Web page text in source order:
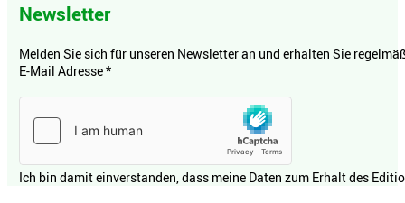
Newsletter
Melden Sie sich für unseren Newsletter an und erhalten Sie
E-Mail Adresse*
Ich bin damit einverstanden, dass meine Daten zum Erhalt des